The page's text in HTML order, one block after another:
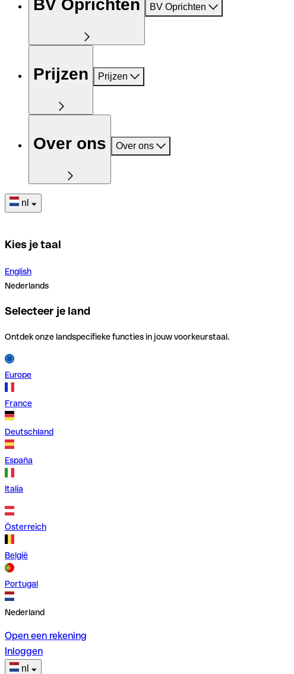
BV Oprichten BV Oprichten
Prijzen Prijzen
Over ons Over ons
nl
Kies je taal
English
Nederlands
Selecteer je land
Ontdek onze landspecifieke functies in jouw voorkeurstaal.
Europe
France
Deutschland
España
Italia
Österreich
België
Portugal
Nederland
Open een rekening
Inloggen
nl